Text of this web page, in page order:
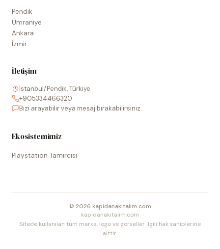
Pendik
Ümraniye
Ankara
İzmir
İletişim
İstanbul/Pendik, Türkiye
+905334466320
Bizi arayabilir veya mesaj bırakabilirsiniz.
Ekosistemimiz
Playstation Tamircisi
© 2026 kapidanakitalim.com
kapidanakitalim.com
Sitede kullanılan tüm marka, logo ve görseller ilgili hak sahiplerine
aittir.